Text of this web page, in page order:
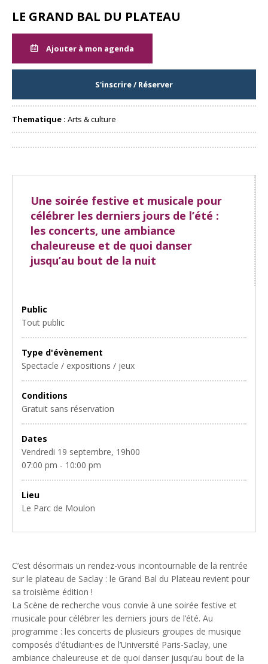
LE GRAND BAL DU PLATEAU
Ajouter à mon agenda
S'inscrire / Réserver
Thematique : Arts & culture
Une soirée festive et musicale pour
célébrer les derniers jours de l’été :
les concerts, une ambiance
chaleureuse et de quoi danser
jusqu’au bout de la nuit
Public
Tout public
Type d'évènement
Spectacle / expositions / jeux
Conditions
Gratuit sans réservation
Dates
Vendredi 19 septembre, 19h00
07:00 pm - 10:00 pm
Lieu
Le Parc de Moulon
C’est désormais un rendez-vous incontournable de la rentrée
sur le plateau de Saclay : le Grand Bal du Plateau revient pour
sa troisième édition !
La Scène de recherche vous convie à une soirée festive et
musicale pour célébrer les derniers jours de l’été. Au
programme : les concerts de plusieurs groupes de musique
composés d’étudiant·es de l’Université Paris-Saclay, une
ambiance chaleureuse et de quoi danser jusqu’au bout de la